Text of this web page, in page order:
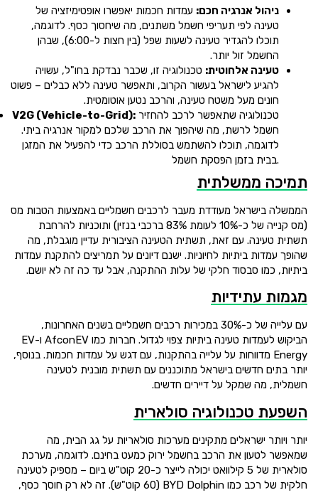
ניהול אנרגיה חכם: עמדות חכמות יאפשרו אופטימיזציה של
טעינה לפי תעריפי חשמל משתנים, מה שיחסוך כסף. לדוגמה,
תוכלו להגדיר טעינה לשעות שפל (בין חצות ל-6:00), שבהן
החשמל זול יותר.
טעינה אלחוטית: טכנולוגיה זו, שכבר נבדקת בחו"ל, עשויה
להגיע לישראל בעשור הקרוב, ותאפשר טעינה ללא כבלים – פשוט
חונים מעל משטח טעינה, והרכב נטען אוטומטית.
V2G (Vehicle-to-Grid):
חשמל לרשת, מה שיהפוך את הרכב שלכם למקור אנרגיה ביתי.
לדוגמה, תוכלו להשתמש בסוללת הרכב כדי להפעיל את המזגן
בבית בזמן הפסקת חשמל.
תמיכה ממשלתית
הממשלה בישראל מעודדת מעבר לרכבים חשמליים באמצעות הטבות מס
(מס קנייה של כ-10% לעומת 83% ברכבי בנזין) ותוכניות להרחבת
תשתית טעינה. עם זאת, תשתית הטעינה הציבורית עדיין מוגבלת, מה
שהופך עמדות ביתיות לחיוניות. ישנם דיונים על תמריצים להתקנת עמדות
ביתיות, כמו סבסוד חלקי של עלות ההתקנה, אבל עד כה זה לא יושם.
מגמות עתידיות
עם עלייה של כ-30% במכירות רכבים חשמליים בשנים האחרונות,
הביקוש לעמדות טעינה ביתיות צפוי לגדול. חברות כמו AfconEV ו-EV
Energy מדווחות על עלייה בהתקנות, עם דגש על עמדות חכמות. בנוסף,
יותר בתים חדשים בישראל מתוכננים עם תשתית מובנית לטעינה
חשמלית, מה שמקל על דיירים חדשים.
השפעת טכנולוגיה סולארית
יותר ויותר ישראלים מתקינים מערכות סולאריות על גג הבית, מה
שמאפשר לטעון את הרכב בחשמל ירוק כמעט בחינם. לדוגמה, מערכת
סולארית של 5 קילוואט יכולה לייצר כ-20 קוט"ש ביום – מספיק לטעינה
חלקית של רכב כמו BYD Dolphin (60 קוט"ש). זה לא רק חוסך כסף,